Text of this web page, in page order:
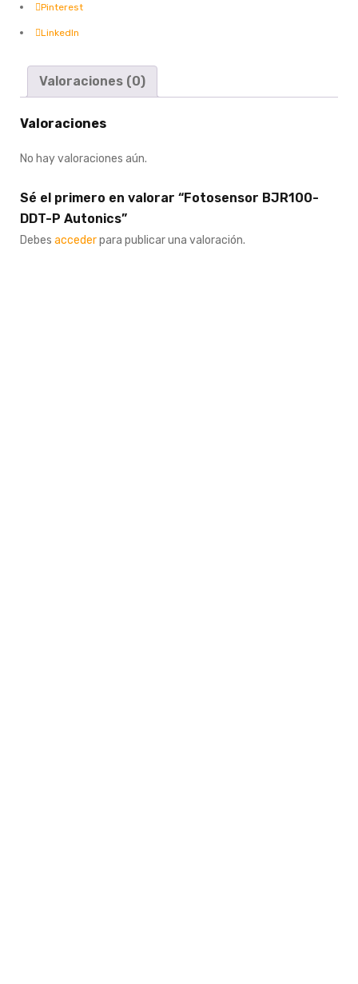
Pinterest
LinkedIn
Valoraciones (0)
Valoraciones
No hay valoraciones aún.
Sé el primero en valorar “Fotosensor BJR100-
DDT-P Autonics”
Debes accederpara publicar una valoración.